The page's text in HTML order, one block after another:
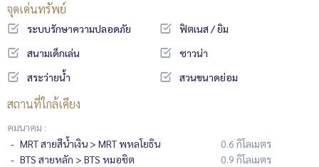
จุดเด่นทรัพย์
ระบบรักษาความปลอดภัย
ฟิตเนส / ยิม
สนามเด็กเล่น
ซาวน่า
สระว่ายน้ำ
สวนขนาดย่อม
สถานที่ใกล้เคียง
คมนาคม :
MRT สายสีน้ำเงิน > MRT พหลโยธิน
0.6 กิโลเมตร
BTS สายหลัก > BTS หมอชิต
0.9 กิโลเมตร